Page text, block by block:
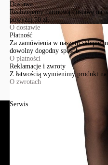
Dostawa
Realizujemy darmową dostawę na
powyżej 50 zł.
O dostawie
Płatność
Za zamówienia w naszym sklepie
dowolny dogodny sposób.
O płatności
Reklamacje i zwroty
Z łatwością wymienimy produkt
O zwrotach
Serwis
Jak złożyć zamówienie?